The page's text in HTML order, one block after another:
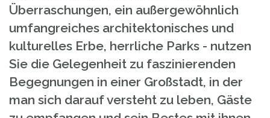
Überraschungen, ein außergewöhnlich
umfangreiches architektonisches und
kulturelles Erbe, herrliche Parks - nutzen
Sie die Gelegenheit zu faszinierenden
Begegnungen in einer Großstadt, in der
man sich darauf versteht zu leben, Gäste